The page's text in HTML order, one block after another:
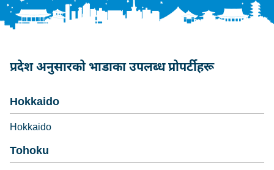
प्रदेश अनुसारको भाडाका उपलब्ध प्रोपर्टीहरू
Hokkaido
Hokkaido
Tohoku